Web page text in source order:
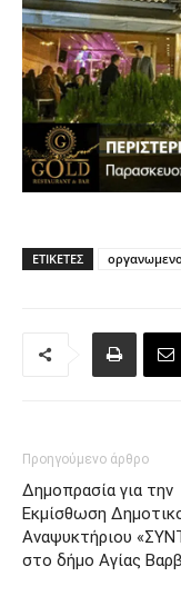
Προηγούμενο άρθρο
Αναψυκτήριου
Πρόσφατα άρθρα
95 ειδικότητες
το εκπαιδευτικό
8 Αυγούστου 2026